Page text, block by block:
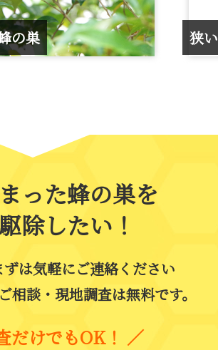
の巣 狭
った蜂の巣を
除したい！
は気軽にご連絡ください
相談・現地調査は無料です。
だけでもOK！ ／